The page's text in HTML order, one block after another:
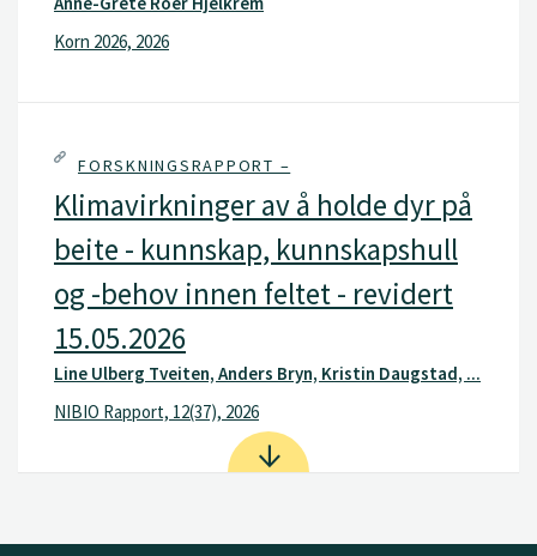
Korn 2026, 2026
FORSKNINGSRAPPORT –
Klimavirkninger av å holde dyr på
beite - kunnskap, kunnskapshull
og -behov innen feltet - revidert
15.05.2026
Line Ulberg Tveiten, Anders Bryn, Kristin Daugstad, ...
NIBIO Rapport, 12(37), 2026